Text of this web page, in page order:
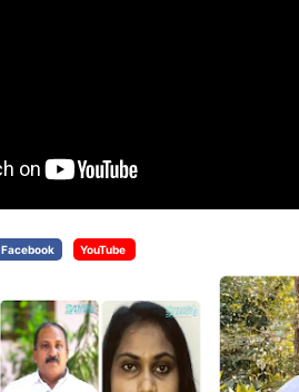
Facebook YouTube